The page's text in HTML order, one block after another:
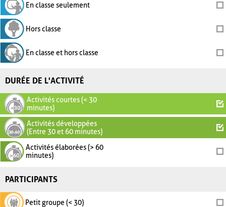
En classe seulement
Hors classe
En classe et hors classe
DURÉE DE L'ACTIVITÉ
Activités courtes (< 30
minutes)
Activités développées
(Entre 30 et 60 minutes)
Activités élaborées (> 60
minutes)
PARTICIPANTS
Petit groupe (< 30)